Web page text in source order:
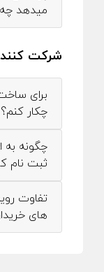
میدهد چه
شرکت
برای
چکار کنم؟
چگونه به
ثبت نام
تفاوت
های